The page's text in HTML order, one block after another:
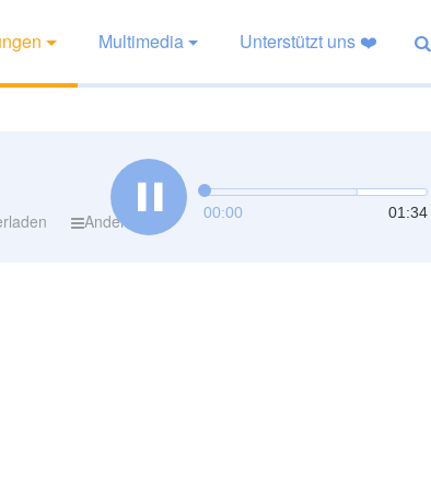
Multimedia Unterstützt uns ❤️
Andere 00:00 01:34